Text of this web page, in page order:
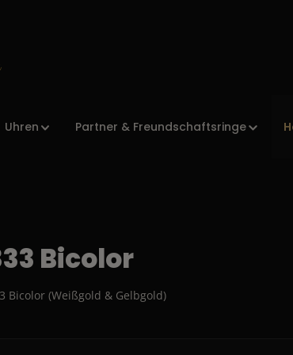
Uhren Partner & Freundschaftsringe
Bicolor
Bicolor (Weißgold & Gelbgold)